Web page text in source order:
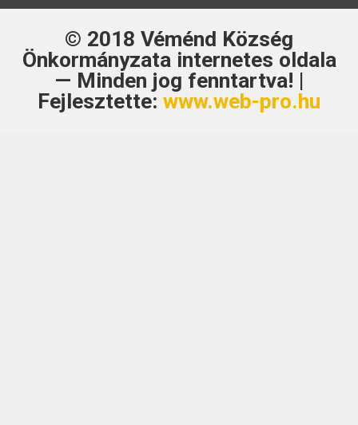
© 2018 Véménd Község
Önkormányzata internetes oldala
— Minden jog fenntartva! |
Fejlesztette: www.web-pro.hu